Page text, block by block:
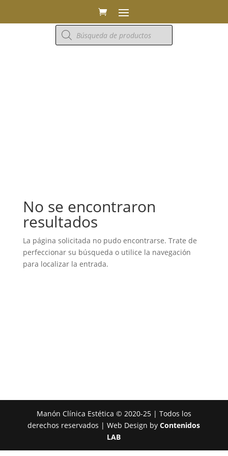
Búsqueda
de
productos
No se encontraron
resultados
La página solicitada no pudo encontrarse. Trate de
perfeccionar su búsqueda o utilice la navegación
para localizar la entrada.
Manón Clínica Estética © 2020-25 | Todos los
derechos reservados | Web Design byContenidos
LAB